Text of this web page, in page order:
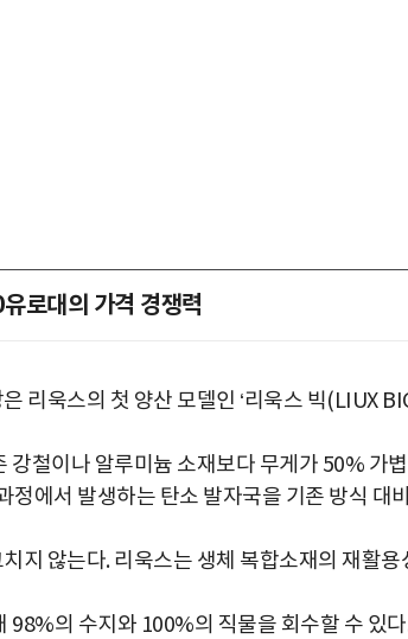
로대의 가격 경쟁력
리욱스의 첫 양산 모델인 ‘리욱스 빅(LIUX
강철이나 알루미늄 소재보다 무게가 50% 가
정에서 발생하는 탄소 발자국을 기존 방식 대
지 않는다. 리욱스는 생체 복합소재의 재활용
98%의 수지와 100%의 직물을 회수할 수 있